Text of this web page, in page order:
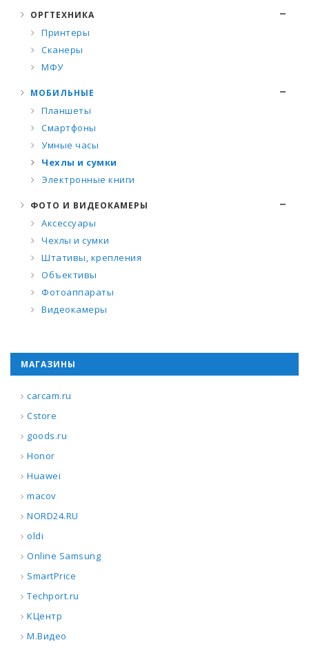
ОРГТЕХНИКА
Принтеры
Сканеры
МФУ
МОБИЛЬНЫЕ
Планшеты
Смартфоны
Умные часы
Чехлы и сумки
Электронные книги
ФОТО И ВИДЕОКАМЕРЫ
Аксессуары
Чехлы и сумки
Штативы, крепления
Объективы
Фотоаппараты
Видеокамеры
МАГАЗИНЫ
carcam.ru
Cstore
goods.ru
Honor
Huawei
macov
NORD24.RU
oldi
Online Samsung
SmartPrice
Techport.ru
КЦентр
М.Видео